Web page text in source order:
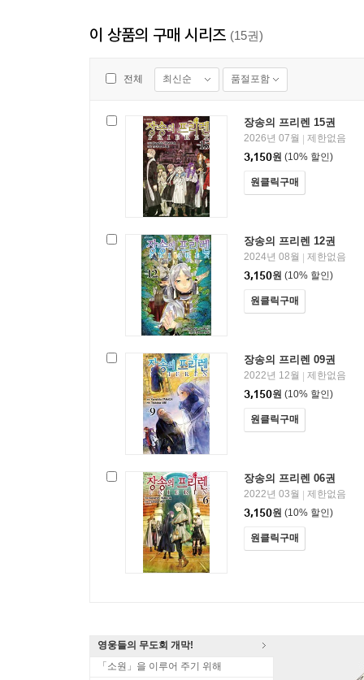
이 상품의 구매 시리즈 (15권)
전체 최신순 품절포함
장송의 프리렌 15권
2026년 07월
제한없음
3,150원 (10% 할인)
원클릭구매
장송의 프리렌 12권
2024년 08월
제한없음
3,150원 (10% 할인)
원클릭구매
장송의 프리렌 09권
2022년 12월
제한없음
3,150원 (10% 할인)
원클릭구매
장송의 프리렌 06권
2022년 03월
제한없음
3,150원 (10% 할인)
원클릭구매
영웅들의 무도회 개막!
「소원」을 이루어 주기 위해